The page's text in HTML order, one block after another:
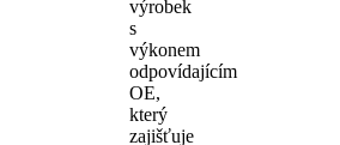
výrobek
s
výkonem
odpovídajícím
OE,
který
zajišťuje